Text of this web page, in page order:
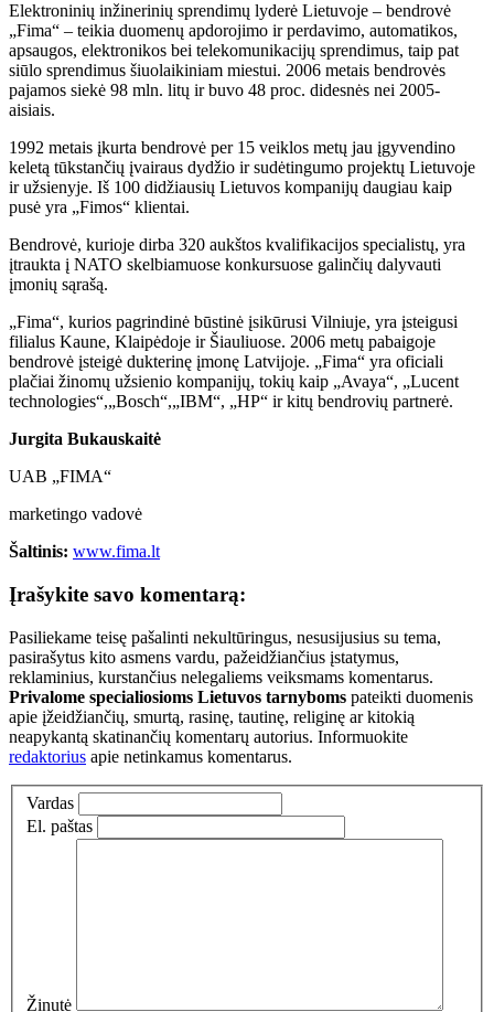
Elektroninių inžinerinių sprendimų lyderė Lietuvoje – bendrovė
„Fima“ – teikia duomenų apdorojimo ir perdavimo, automatikos,
apsaugos, elektronikos bei telekomunikacijų sprendimus, taip pat
siūlo sprendimus šiuolaikiniam miestui. 2006 metais bendrovės
pajamos siekė 98 mln. litų ir buvo 48 proc. didesnės nei 2005-
aisiais.
1992 metais įkurta bendrovė per 15 veiklos metų jau įgyvendino
keletą tūkstančių įvairaus dydžio ir sudėtingumo projektų Lietuvoje
ir užsienyje. Iš 100 didžiausių Lietuvos kompanijų daugiau kaip
pusė yra „Fimos“ klientai.
Bendrovė, kurioje dirba 320 aukštos kvalifikacijos specialistų, yra
įtraukta į NATO skelbiamuose konkursuose galinčių dalyvauti
įmonių sąrašą.
„Fima“, kurios pagrindinė būstinė įsikūrusi Vilniuje, yra įsteigusi
filialus Kaune, Klaipėdoje ir Šiauliuose. 2006 metų pabaigoje
bendrovė įsteigė dukterinę įmonę Latvijoje. „Fima“ yra oficiali
plačiai žinomų užsienio kompanijų, tokių kaip „Avaya“, „Lucent
technologies“,„Bosch“,„IBM“, „HP“ ir kitų bendrovių partnerė.
Jurgita Bukauskaitė
UAB „FIMA“
marketingo vadovė
Šaltinis: www.fima.lt
Įrašykite savo komentarą:
Pasiliekame teisę pašalinti nekultūringus, nesusijusius su tema,
pasirašytus kito asmens vardu, pažeidžiančius įstatymus,
reklaminius, kurstančius nelegaliems veiksmams komentarus.
Privalome specialiosioms Lietuvos tarnyboms pateikti duomenis
apie įžeidžiančių, smurtą, rasinę, tautinę, religinę ar kitokią
neapykantą skatinančių komentarų autorius. Informuokite
redaktorius apie netinkamus komentarus.
Vardas
El. paštas
Žinutė